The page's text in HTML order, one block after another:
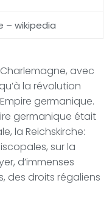
– wikipedia
avec
la révolution
germanique.
germanique était
la Reichskirche:
sur la
d’immenses
des droits régaliens